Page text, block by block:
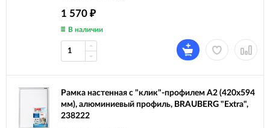
1 570 ₽
В наличии
Рамка настенная с "клик"-профилем А2 (420х594
мм), алюминиевый профиль, BRAUBERG "Extra",
238222